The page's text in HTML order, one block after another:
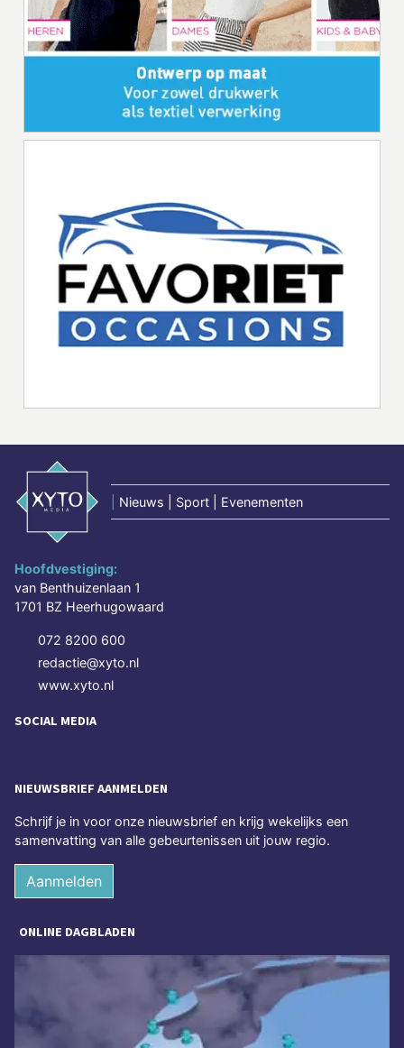
Nieuws | Sport | Evenementen
Hoofdvestiging:
van Benthuizenlaan 1
1701 BZ Heerhugowaard
072 8200 600
redactie@xyto.nl
www.xyto.nl
SOCIAL MEDIA
NIEUWSBRIEF AANMELDEN
Schrijf je in voor onze nieuwsbrief en krijg wekelijks een
samenvatting van alle gebeurtenissen uit jouw regio.
Aanmelden
ONLINE DAGBLADEN